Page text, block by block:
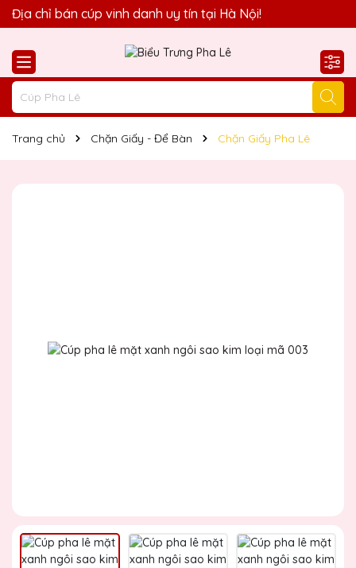
Quà Tặng Biểu Trưng Pha Lê QTG xin chào Quý Khách!
Địa chỉ bán cúp vinh danh uy tín tại Hà Nội!
Trang chủ Chặn Giấy - Để Bàn Chặn Giấy Pha Lê